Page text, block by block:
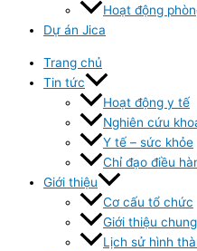
Hoạt động
Dự án Jica
Trang chủ
Tin tức
Hoạt động y tế
Nghiên cứu
Y tế – sức khỏe
Chỉ đạo điều
Giới thiệu
Cơ cấu tổ chức
Giới thiệu chung
Lịch sử hình